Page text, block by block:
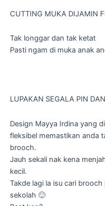
CUTTING MUKA DIJAMIN
Tak longgar dan tak ketat
Pasti ngam di muka anak
LUPAKAN SEGALA PIN
Design Mayya Irdina yang
fleksibel memastikan anda
brooch.
Jauh sekali nak kena
kecil.
Takde lagi la isu cari
sekolah 🙂